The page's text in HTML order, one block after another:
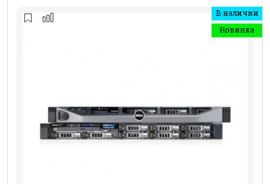
В наличии
Новинка